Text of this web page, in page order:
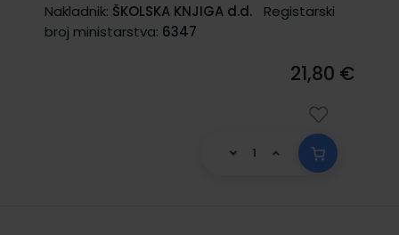
Nakladnik: ŠKOLSKA KNJIGA d.d.
Registarski
broj ministarstva: 6347
21,80 €